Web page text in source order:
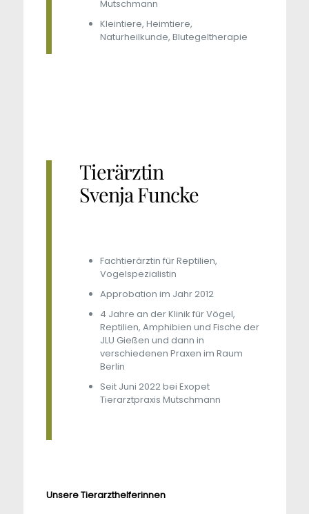
Mutschmann
Kleintiere, Heimtiere,
Naturheilkunde, Blutegeltherapie
Tierärztin
Svenja Funcke
Fachtierärztin für Reptilien,
Vogelspezialistin
Approbation im Jahr 2012
4 Jahre an der Klinik für Vögel,
Reptilien, Amphibien und Fische der
JLU Gießen und dann in
verschiedenen Praxen im Raum
Berlin
Seit Juni 2022 bei Exopet
Tierarztpraxis Mutschmann
Unsere Tierarzthelferinnen